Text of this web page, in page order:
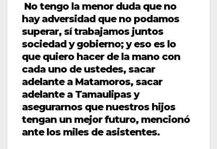
No tengo la menor duda que no
hay adversidad que no podamos
superar, sí trabajamos juntos
sociedad y gobierno; y eso es lo
que quiero hacer de la mano con
cada uno de ustedes, sacar
adelante a Matamoros, sacar
adelante a Tamaulipas y
asegurarnos que nuestros hijos
tengan un mejor futuro, mencionó
ante los miles de asistentes.